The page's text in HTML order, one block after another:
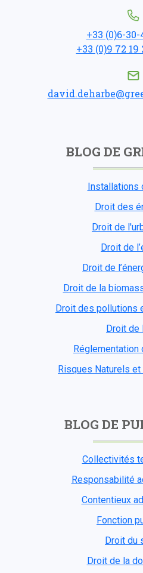
+33 (0)6-
+33 (0)9 72 19
BLOG DE
Installations
Droit des
Droit de
Droit de
Droit de
Droit de la
Droit des pollutions
Droit de
Réglementation
Risques Naturels
BLOG DE
Collectivités
Responsabilité
Contentieux
Fonction
Droit du
Droit de la